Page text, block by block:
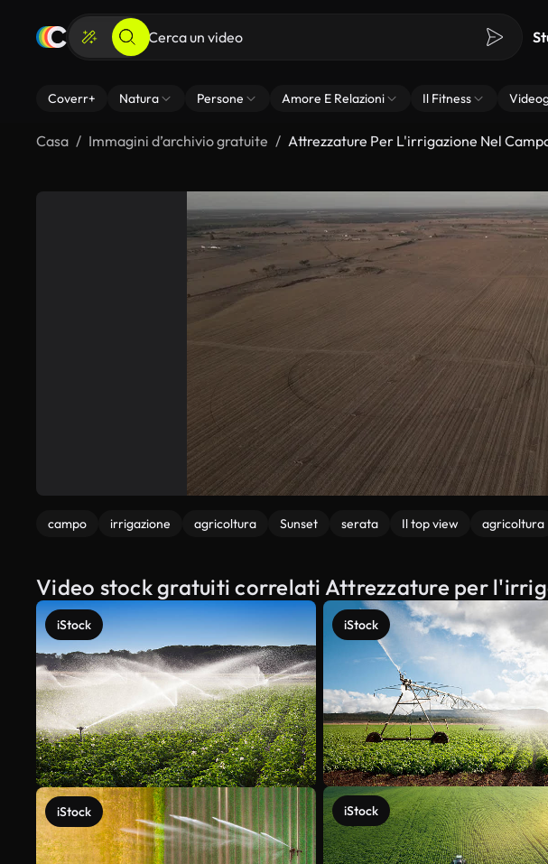
Coverr+ Natura Persone Amore E Relazioni Il Fitness
Casa Immagini d’archivio gratuite Attrezzature Per L'irrigazione Nel
campo irrigazione agricoltura Sunset serata Il top view agricoltura
Video stock gratuiti correlati Attrezzature per
iStock
iStock
iStock
iStock